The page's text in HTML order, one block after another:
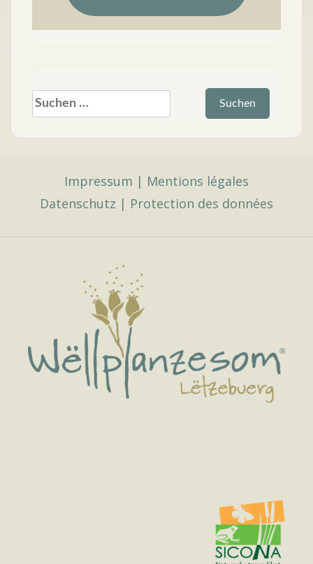
Suchen
nach:
Impressum | Mentions légales
Datenschutz | Protection des données